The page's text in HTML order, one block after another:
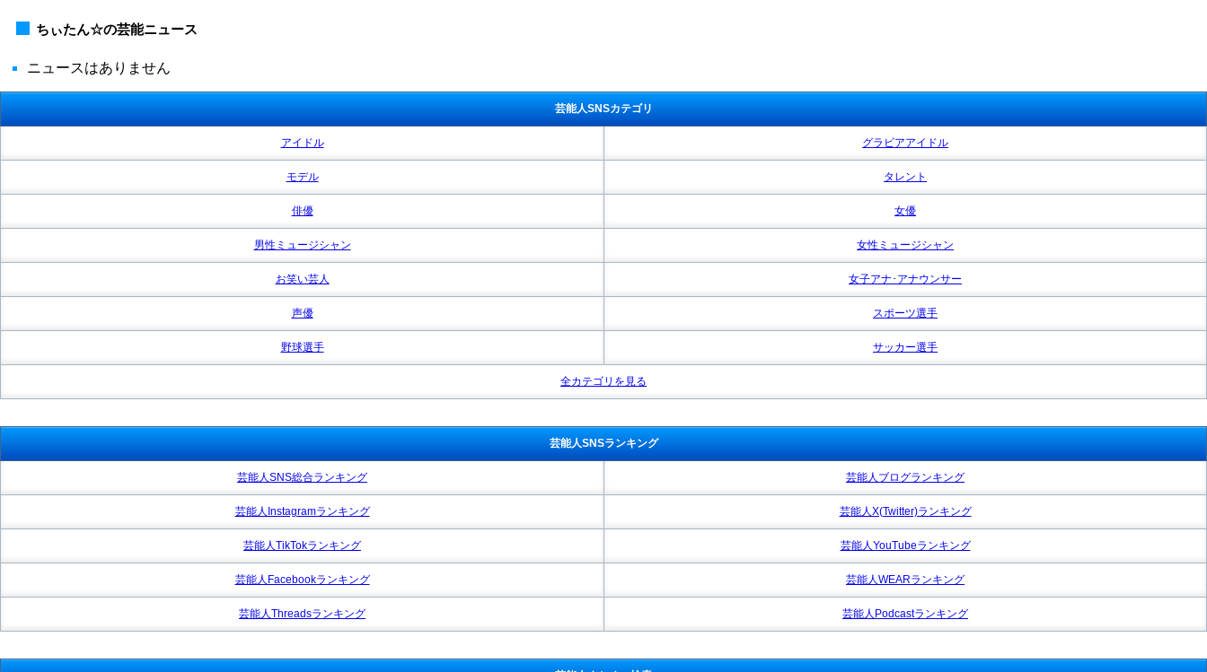
ちぃたん☆の芸能ニュース
ニュースはありません
芸能人SNSカテゴリ
アイドル グラビアアイドル
モデル タレント
俳優 女優
男性ミュージシャン 女性ミュージシャン
お笑い芸人 女子アナ･アナウンサー
声優 スポーツ選手
野球選手 サッカー選手
全カテゴリを見る
芸能人SNSランキング
芸能人SNS総合ランキング 芸能人ブログランキング
芸能人Instagramランキング 芸能人X(Twitter)ランキング
芸能人TikTokランキング 芸能人YouTubeランキング
芸能人Facebookランキング 芸能人WEARランキング
芸能人Threadsランキング 芸能人Podcastランキング